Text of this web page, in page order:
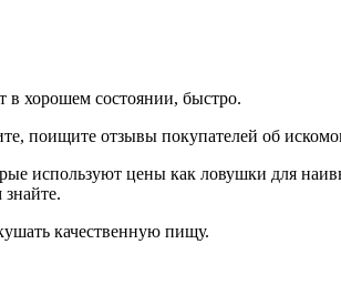
в хорошем состоянии, быстро.
поищите отзывы покупателей об
используют цены как ловушки для
качественную пищу.